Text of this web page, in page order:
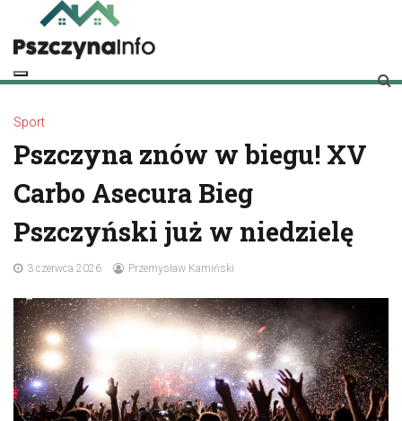
content
pszczynainfo.pl
Twoje źródło informacji o Pszczynie
Sport
Pszczyna znów w biegu! XV
Carbo Asecura Bieg
Pszczyński już w niedzielę
3 czerwca 2026 Przemysław Kamiński